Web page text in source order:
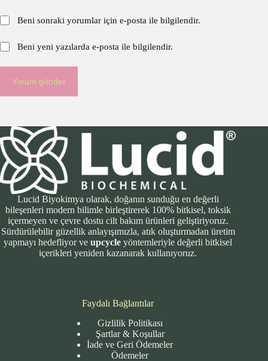
Beni sonraki yorumlar için e-posta ile bilgilendir.
Beni yeni yazılarda e-posta ile bilgilendir.
Yorum gönder
Lucid Biyokimya olarak, doğanın sunduğu en değerli
bileşenleri modern bilimle birleştirerek 100% bitkisel, toksik
içermeyen ve çevre dostu cilt bakım ürünleri geliştiriyoruz.
Sürdürülebilir güzellik anlayışımızla, atık oluşturmadan üretim
yapmayı hedefliyor veupcycle yöntemleriyle değerli bitkisel
içerikleri yeniden kazanarak kullanıyoruz.
Faydalı Bağlantılar
Gizlilik Politikası
Şartlar & Koşullar
İade ve Geri Ödemeler
Ödemeler